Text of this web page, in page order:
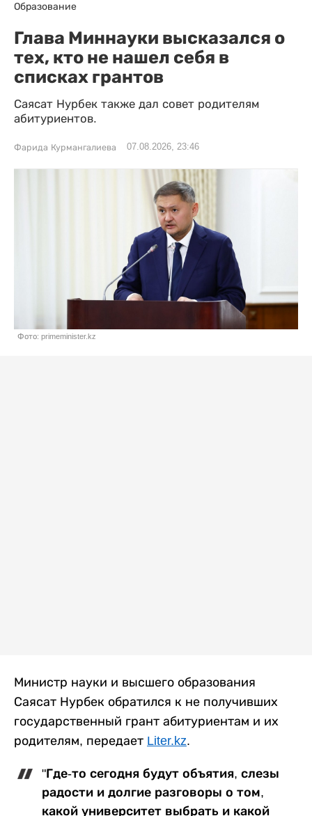
Образование
Глава Миннауки высказался о
тех, кто не нашел себя в
списках грантов
Саясат Нурбек также дал совет родителям
абитуриентов.
Фарида Курмангалиева 07.08.2026, 23:46
Фото: primeminister.kz
Министр науки и высшего образования
Саясат Нурбек обратился к не получивших
государственный грант абитуриентам и их
родителям, передает Liter.kz.
"Где-то сегодня будут объятия, слезы
радости и долгие разговоры о том,
какой университет выбрать и какой